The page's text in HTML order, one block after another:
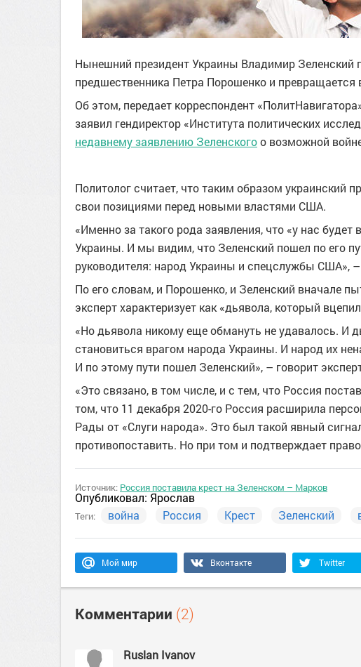
Нынешний президент Украины Владимир Зеленский
предшественника Петра Порошенко и превращается
Об этом, передает корреспондент
заявил гендиректор «Института политических
недавнему заявлению Зеленскогоо возможной
Политолог считает, что таким образом украинский
свои позициями перед новыми властями США.
«Именно за такого рода заявления, что «у нас
Украины. И мы видим, что Зеленский пошел по его
руководителя: народ Украины и спецслужбы США»,
По его словам, и Порошенко, и Зеленский вначале
эксперт характеризует как «дьявола, который
«Но дьявола никому еще обмануть не удавалось. И
становиться врагом народа Украины. И народ их
И по этому пути пошел Зеленский», – говорит
«Это связано, в том числе, и с тем, что Россия
том, что 11 декабря 2020-го Россия расширила
Рады от «Слуги народа». Это был такой явный
противопоставить. Но при том и подтверждает
Источник: Россия поставила крест на Зеленском – Марков
Опубликовал: Ярослав
Теги: война Россия Крест Зеленский
Мой мир Вконтакте Twitter
Комментарии (2)
Ruslan Ivanov